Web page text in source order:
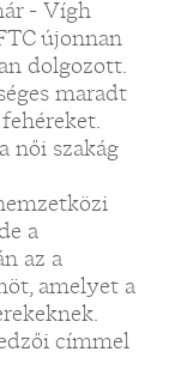
- Vígh
újonnan
dolgozott.
maradt
női szakág
a
az a
amelyet a
címmel